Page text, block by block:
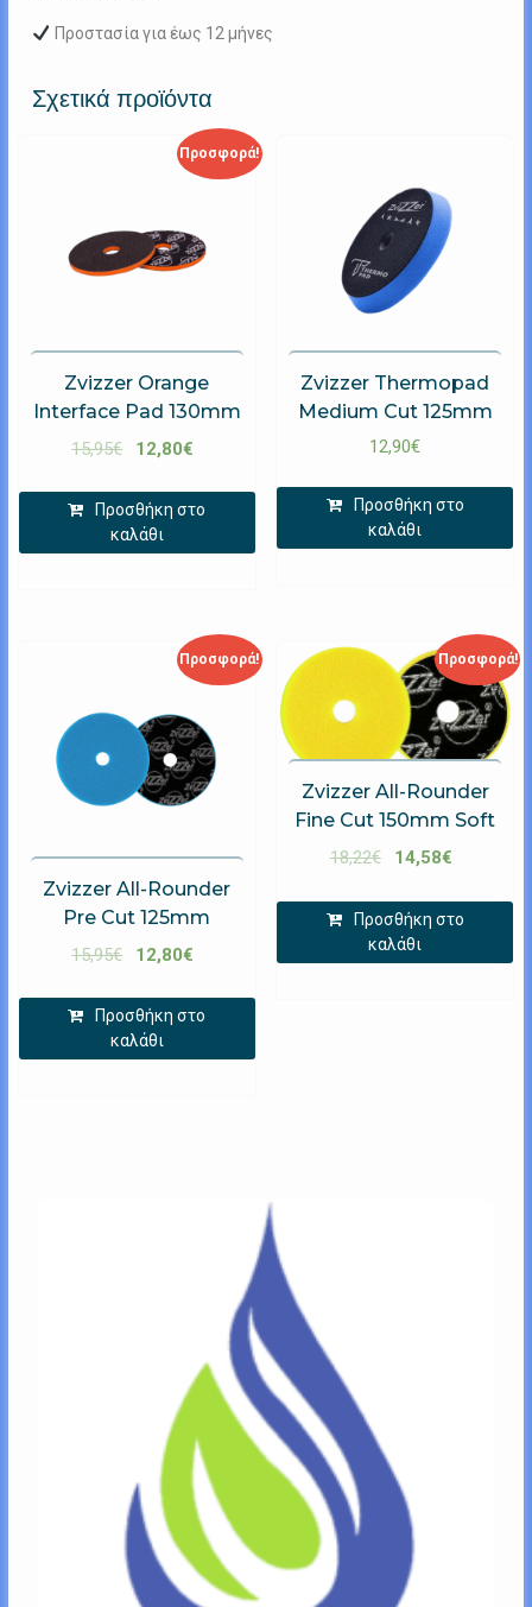
Προστασία για έως 12 μήνες
Σχετικά προϊόντα
Προσφορά!
Zvizzer Orange
Interface Pad 130mm
15,95€ 12,80€
Προσθήκη στο
καλάθι
Zvizzer Thermopad
Medium Cut 125mm
12,90€
Προσθήκη στο
καλάθι
Προσφορά!
Zvizzer All-Rounder
Pre Cut 125mm
15,95€ 12,80€
Προσθήκη στο
καλάθι
Προσφορά!
Zvizzer All-Rounder
Fine Cut 150mm Soft
18,22€ 14,58€
Προσθήκη στο
καλάθι